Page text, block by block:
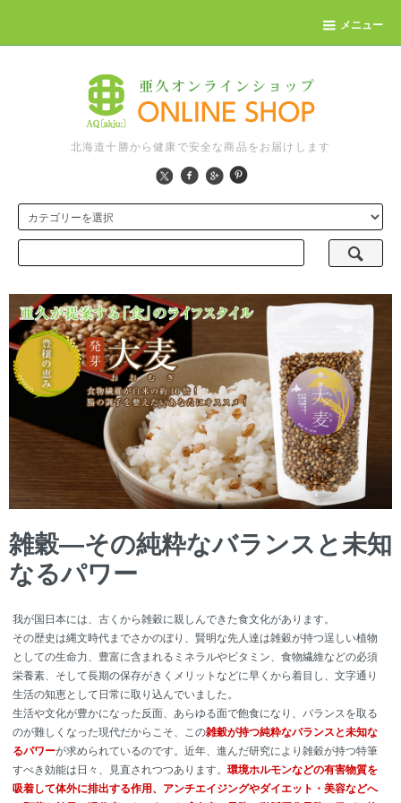
メニュー
北海道十勝から健康で安全な商品をお届けします
雑穀―その純粋なバランスと未知
なるパワー
我が国日本には、古くから雑穀に親しんできた食文化があります。
その歴史は縄文時代までさかのぼり、賢明な先人達は雑穀が持つ逞しい植物
としての生命力、豊富に含まれるミネラルやビタミン、食物繊維などの必須
栄養素、そして長期の保存がきくメリットなどに早くから着目し、文字通り
生活の知恵として日常に取り込んでいました。
生活や文化が豊かになった反面、あらゆる面で飽食になり、バランスを取る
のが難しくなった現代だからこそ、この雑穀が持つ純粋なバランスと未知な
るパワーが求められているのです。近年、進んだ研究により雑穀が持つ特筆
すべき効能は日々、見直されつつあります。環境ホルモンなどの有害物質を
吸着して体外に排出する作用、アンチエイジングやダイエット・美容などへ